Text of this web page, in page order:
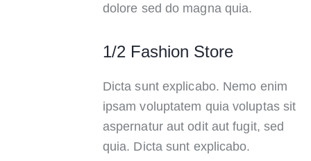
dolore sed do magna quia.
1/2 Fashion Store
Dicta sunt explicabo. Nemo enim
ipsam voluptatem quia voluptas sit
aspernatur aut odit aut fugit, sed
quia. Dicta sunt explicabo.